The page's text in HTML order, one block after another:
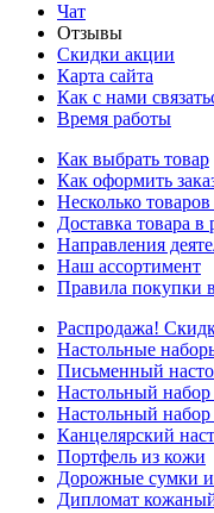
Чат
Отзывы
Скидки акции
Карта сайта
Как с нами
Время работы
Как выбрать товар
Как оформить
Несколько
Доставка товара в
Направления
Наш ассортимент
Правила покупки
Распродажа!
Настольные
Письменный
Настольный набор
Настольный набор
Канцелярский
Портфель из кожи
Дорожные сумки
Дипломат